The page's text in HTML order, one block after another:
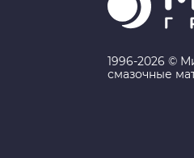
1996-2026 ©
смазочные